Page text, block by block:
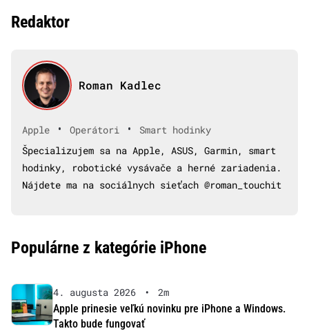
Redaktor
Roman Kadlec
Apple • Operátori •
Smart hodinky
Špecializujem sa na Apple, ASUS, Garmin, smart
hodinky, robotické vysávače a herné zariadenia.
Nájdete ma na sociálnych sieťach @roman_touchit
Populárne z kategórie iPhone
4. augusta 2026 •
2m
Apple prinesie veľkú novinku pre iPhone a Windows.
Takto bude fungovať